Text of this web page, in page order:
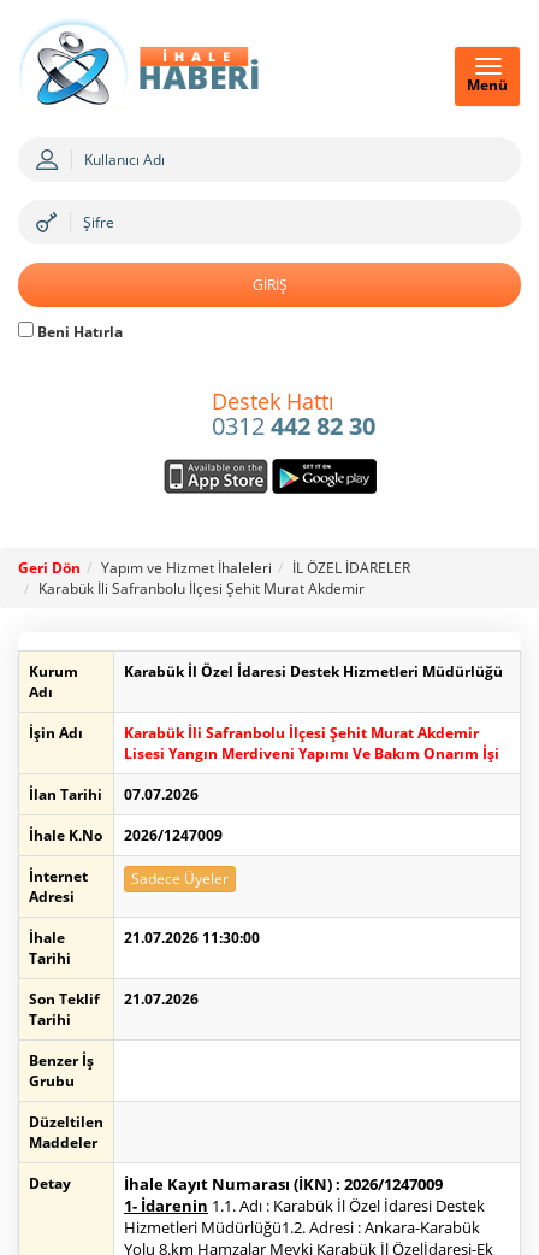
Menü
Beni Hatırla
Destek Hattı
0312442 82 30
Geri Dön Yapım ve Hizmet İhaleleri
İL ÖZEL İDARELER
Karabük İli Safranbolu İlçesi Şehit Murat Akdemir
Kurum
Adı
Karabük İl Özel İdaresi Destek Hizmetleri Müdürlüğü
İşin Adı
Karabük İli Safranbolu İlçesi Şehit Murat Akdemir
Lisesi Yangın Merdiveni Yapımı Ve Bakım Onarım İşi
İlan Tarihi
07.07.2026
İhale K.No
2026/1247009
İnternet
Adresi
Sadece Üyeler
İhale
Tarihi
21.07.2026 11:30:00
Son Teklif
Tarihi
21.07.2026
Benzer İş
Grubu
Düzeltilen
Maddeler
Detay
İhale Kayıt Numarası (İKN) : 2026/1247009
1- İdarenin 1.1. Adı : Karabük İl Özel İdaresi Destek
Hizmetleri Müdürlüğü1.2. Adresi : Ankara-Karabük
Yolu 8.km Hamzalar Mevki Karabük İl Özelİdaresi-Ek